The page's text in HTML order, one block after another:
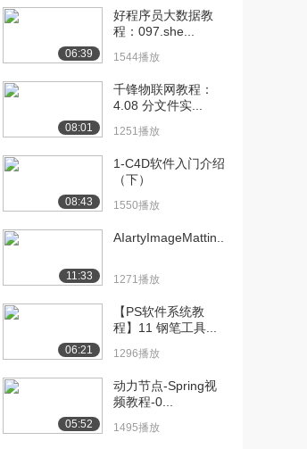
[10] 千锋Java教程：4.使
1298播放
[11] 千锋Java教程：4.使
1526播放
[12] 千锋Java教程：5.使
1174播放
10:55
[13] 千锋Java教程：5.使
11:01
[14] 千锋Java教程：5.使
10:48
[15] 千锋Java教程：
06:07
06:39
好程序员大数据教
程：097.she...
1544播放
08:01
千锋物联网教程：
4.08 分文件实...
1251播放
08:43
1-C4D软件入门介绍
（下）
1550播放
11:33
AIartyImageMattin...
1271播放
06:21
【PS软件系统教
程】11 钢笔工具...
1296播放
05:52
动力节点-Spring视
频教程-0...
1495播放